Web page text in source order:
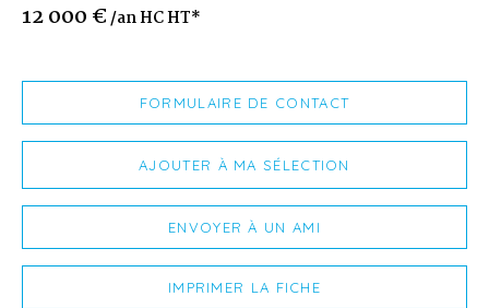
12 000 €/an HC HT*
FORMULAIRE DE CONTACT
AJOUTER À MA SÉLECTION
ENVOYER À UN AMI
IMPRIMER LA FICHE